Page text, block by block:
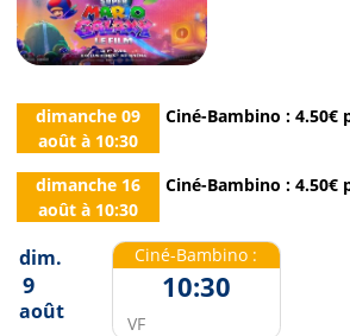
dimanche 09
aoûtà 10:30
Ciné-Bambino : 4.50€
dimanche 16
aoûtà 10:30
Ciné-Bambino : 4.50€
dim.
9
août
Ciné-Bambino :
10:30
VF